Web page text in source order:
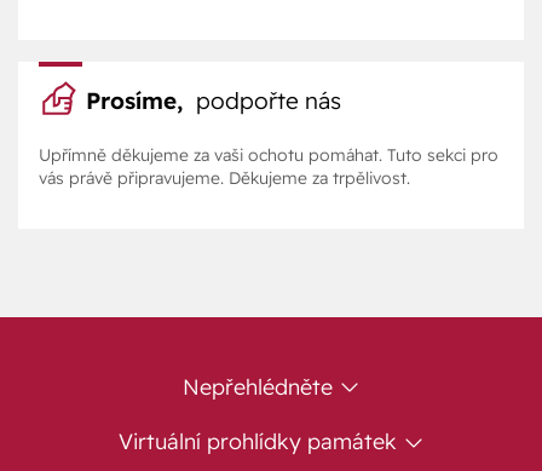
Prosíme, podpořte nás
Upřímně děkujeme za vaši ochotu pomáhat. Tuto sekci pro
vás právě připravujeme. Děkujeme za trpělivost.
Nepřehlédněte
Virtuální prohlídky památek